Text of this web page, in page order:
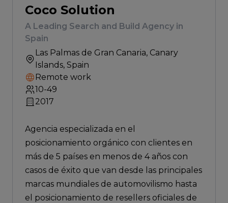
Coco Solution
A Leading Search and Build Agency in
Spain
Las Palmas de Gran Canaria, Canary
Islands, Spain
Remote work
10-49
2017
Agencia especializada en el
posicionamiento orgánico con clientes en
más de 5 países en menos de 4 años con
casos de éxito que van desde las principales
marcas mundiales de automovilismo hasta
el posicionamiento de resellers oficiales de